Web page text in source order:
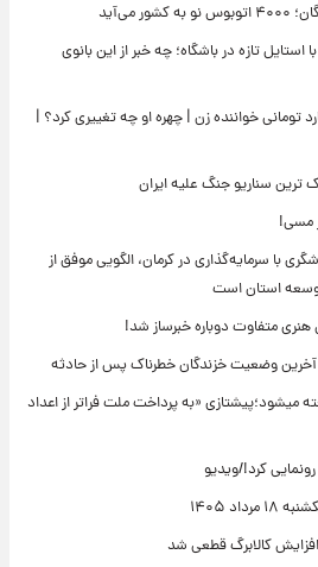
تازه در باشگاه؛ چه خبر از این بانوی
زیبایی ۴۰ میلیارد تومانی خواننده زن | چهره او چه تغییری کرد؟ |
سناریو جنگ علیه ایران
با سرمایه‌گذاری در کرمان، الگویی موفق از
استان است
متفاوت دوباره خبرساز شد!
وضعیت خزندگان خطرناک پس از حادثه
میشود؛پیشتازی «به پرداخت ملت فراتر از اعداد
کرد!/ویدیو
۱۴۰۵
کالابرگ قطعی شد